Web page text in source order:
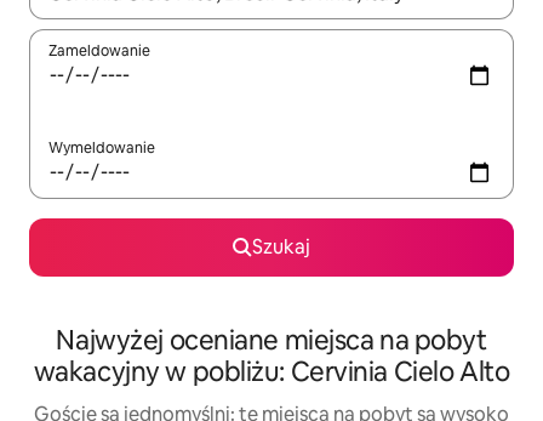
Zameldowanie
Wymeldowanie
Szukaj
Najwyżej oceniane miejsca na pobyt
wakacyjny w pobliżu: Cervinia Cielo Alto
Goście są jednomyślni: te miejsca na pobyt są wysoko